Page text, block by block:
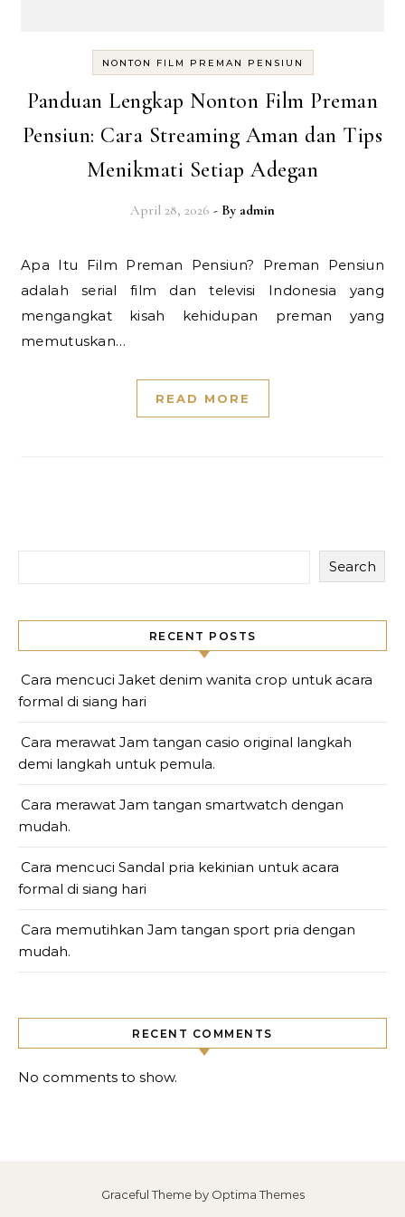
NONTON FILM PREMAN PENSIUN
Panduan Lengkap Nonton Film Preman
Pensiun: Cara Streaming Aman dan Tips
Menikmati Setiap Adegan
April 28, 2026 - By admin
Apa Itu Film Preman Pensiun? Preman Pensiun
adalah serial film dan televisi Indonesia yang
mengangkat kisah kehidupan preman yang
memutuskan…
READ MORE
Search
RECENT POSTS
Cara mencuci Jaket denim wanita crop untuk acara
formal di siang hari
Cara merawat Jam tangan casio original langkah
demi langkah untuk pemula.
Cara merawat Jam tangan smartwatch dengan
mudah.
Cara mencuci Sandal pria kekinian untuk acara
formal di siang hari
Cara memutihkan Jam tangan sport pria dengan
mudah.
RECENT COMMENTS
No comments to show.
Graceful Theme by Optima Themes